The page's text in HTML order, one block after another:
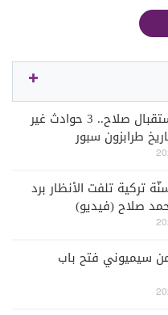
خلف حفاوة استقبال صلاح.. 3 حوادث غير
طرابزون سبور
تركية تلفت الأنظار برد
صلاح (فيديو)
سيميوني فتح باب